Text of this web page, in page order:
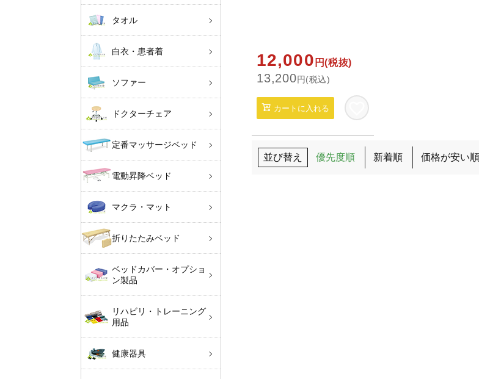
タオル
白衣・患者着
ソファー
ドクターチェア
定番マッサージベッド
電動昇降ベッド
マクラ・マット
折りたたみベッド
ベッドカバー・オプショ
ン製品
リハビリ・トレーニング
用品
健康器具
12,000 円(税抜)
13,200円(税込)
カートに入れる
並び替え 優先度順 新着順 価格が安い順